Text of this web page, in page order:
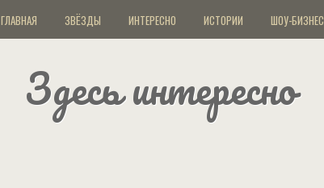
ГЛАВНАЯ ЗВЁЗДЫ ИНТЕРЕСНО ИСТОРИИ ШОУ-БИЗНЕС
Здесь интересно